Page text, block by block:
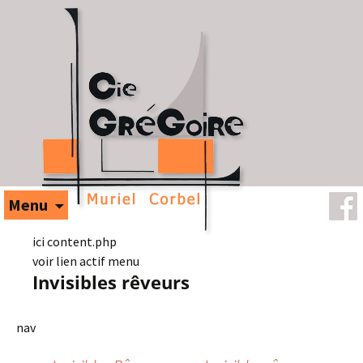
Menu Aller au contenu
ici content.php
voir lien actif menu
Invisibles rêveurs
nav